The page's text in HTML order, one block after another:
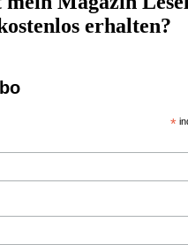
erhalten?
*